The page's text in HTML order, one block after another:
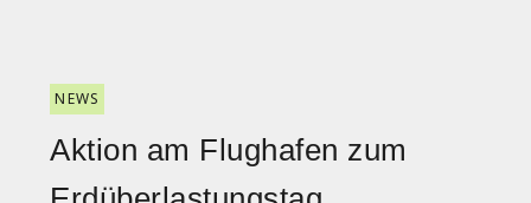
NEWS
Aktion am Flughafen zum